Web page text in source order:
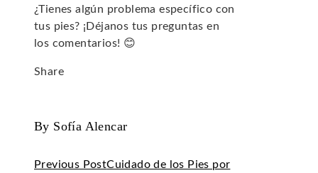
¿Tienes algún problema específico con
tus pies? ¡Déjanos tus preguntas en
los comentarios! 😊
Share
By Sofía Alencar
Previous PostCuidado de los Pies por